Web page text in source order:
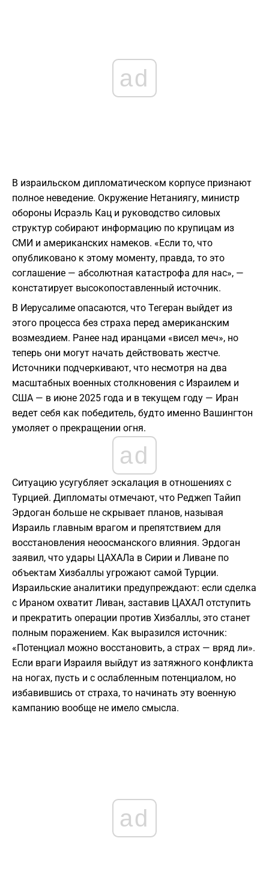
ad
В израильском дипломатическом корпусе признают
полное неведение. Окружение Нетаниягу, министр
обороны Исраэль Кац и руководство силовых
структур собирают информацию по крупицам из
СМИ и американских намеков. «Если то, что
опубликовано к этому моменту, правда, то это
соглашение — абсолютная катастрофа для нас», —
констатирует высокопоставленный источник.
В Иерусалиме опасаются, что Тегеран выйдет из
этого процесса без страха перед американским
возмездием. Ранее над иранцами «висел меч», но
теперь они могут начать действовать жестче.
Источники подчеркивают, что несмотря на два
масштабных военных столкновения с Израилем и
США — в июне 2025 года и в текущем году — Иран
ведет себя как победитель, будто именно Вашингтон
умоляет о прекращении огня.
ad
Ситуацию усугубляет эскалация в отношениях с
Турцией. Дипломаты отмечают, что Реджеп Тайип
Эрдоган больше не скрывает планов, называя
Израиль главным врагом и препятствием для
восстановления неоосманского влияния. Эрдоган
заявил, что удары ЦАХАЛа в Сирии и Ливане по
объектам Хизбаллы угрожают самой Турции.
Израильские аналитики предупреждают: если сделка
с Ираном охватит Ливан, заставив ЦАХАЛ отступить
и прекратить операции против Хизбаллы, это станет
полным поражением. Как выразился источник:
«Потенциал можно восстановить, а страх — вряд ли».
Если враги Израиля выйдут из затяжного конфликта
на ногах, пусть и с ослабленным потенциалом, но
избавившись от страха, то начинать эту военную
кампанию вообще не имело смысла.
ad